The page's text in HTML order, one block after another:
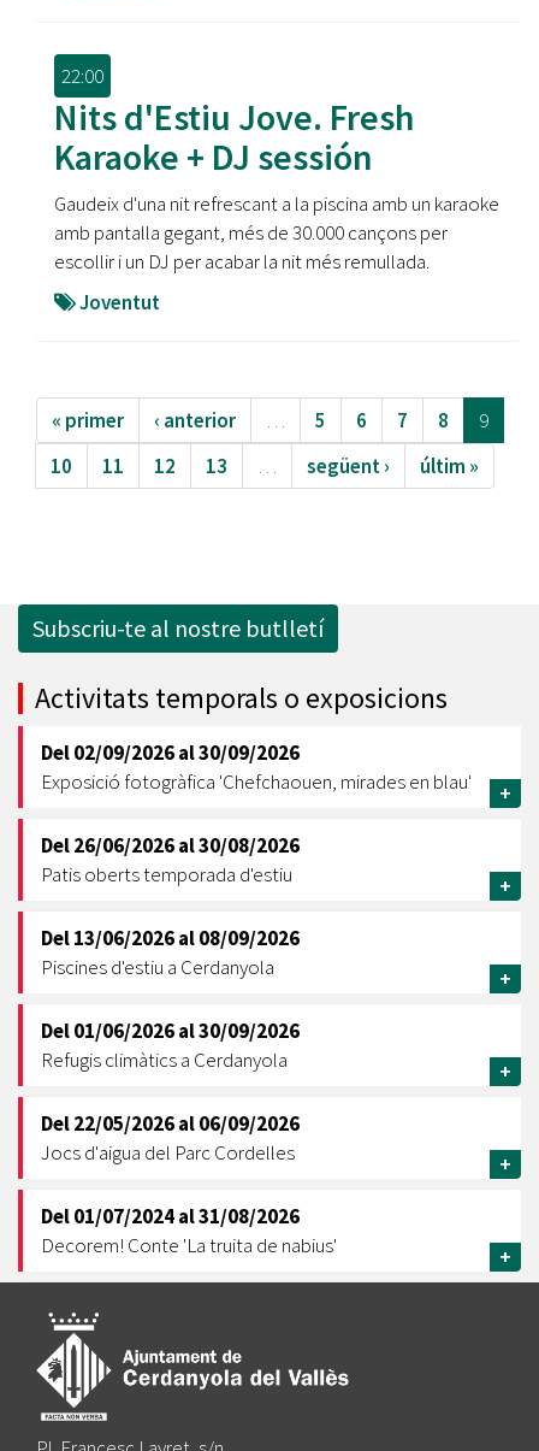
22:00
Nits d'Estiu Jove. Fresh
Karaoke + DJ sessión
Gaudeix d'una nit refrescant a la piscina amb un karaoke
amb pantalla gegant, més de 30.000 cançons per
escollir i un DJ per acabar la nit més remullada.
Joventut
« primer ‹ anterior … 5 6 7 8
9
10
11 12 13 … següent › últim »
Subscriu-te al nostre butlletí
Activitats temporals o exposicions
Del02/09/2026al30/09/2026
Exposició fotogràfica 'Chefchaouen, mirades en blau'
+
Del26/06/2026al30/08/2026
Patis oberts temporada d'estiu
+
Del13/06/2026al08/09/2026
Piscines d'estiu a Cerdanyola
+
Del01/06/2026al30/09/2026
Refugis climàtics a Cerdanyola
+
Del22/05/2026al06/09/2026
Jocs d'aigua del Parc Cordelles
+
Del01/07/2024al31/08/2026
Decorem! Conte 'La truita de nabius'
+